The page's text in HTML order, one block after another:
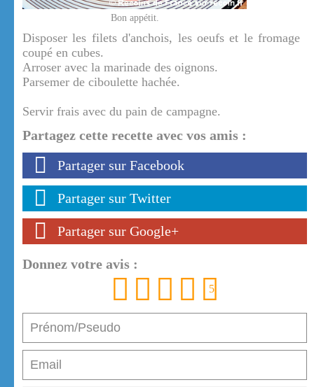
Bon appétit.
Disposer les filets d'anchois, les oeufs et le fromage
coupé en cubes.
Arroser avec la marinade des oignons.
Parsemer de ciboulette hachée.
Servir frais avec du pain de campagne.
Partagez cette recette avec vos amis :
Partager sur Facebook
Partager sur Twitter
Partager sur Google+
Donnez votre avis :
5